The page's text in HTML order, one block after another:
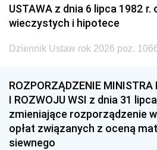
USTAWA z dnia 6 lipca 1982 r.
wieczystych i hipotece
Dziennik Ustaw rok 2026 poz.
ROZPORZĄDZENIE MINISTRA
I ROZWOJU WSI z dnia 31
zmieniające rozporządzenie
opłat związanych z oceną
siewnego